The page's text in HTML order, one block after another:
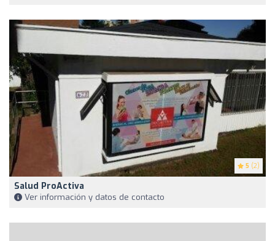
5 (2)
Salud ProActiva
Ver información y datos de contacto